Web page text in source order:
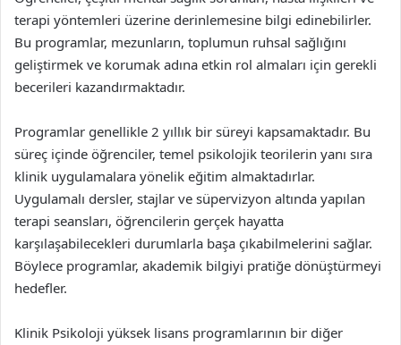
terapi yöntemleri üzerine derinlemesine bilgi edinebilirler.
Bu programlar, mezunların, toplumun ruhsal sağlığını
geliştirmek ve korumak adına etkin rol almaları için gerekli
becerileri kazandırmaktadır.
Programlar genellikle 2 yıllık bir süreyi kapsamaktadır. Bu
süreç içinde öğrenciler, temel psikolojik teorilerin yanı sıra
klinik uygulamalara yönelik eğitim almaktadırlar.
Uygulamalı dersler, stajlar ve süpervizyon altında yapılan
terapi seansları, öğrencilerin gerçek hayatta
karşılaşabilecekleri durumlarla başa çıkabilmelerini sağlar.
Böylece programlar, akademik bilgiyi pratiğe dönüştürmeyi
hedefler.
Klinik Psikoloji yüksek lisans programlarının bir diğer